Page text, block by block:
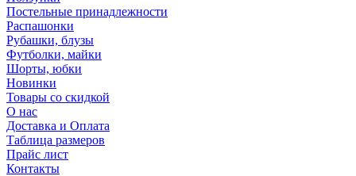
Постельные принадлежности
Распашонки
Рубашки, блузы
Футболки, майки
Шорты, юбки
Новинки
Товары со скидкой
О нас
Доставка и Оплата
Таблица размеров
Прайс лист
Контакты